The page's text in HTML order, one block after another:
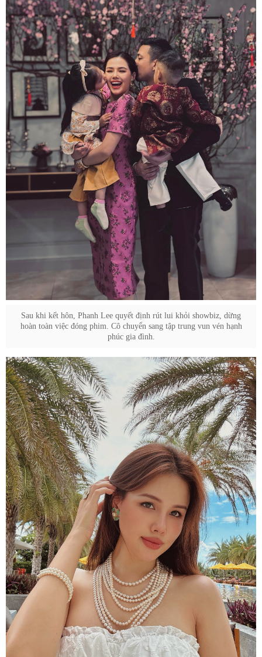
Sau khi kết hôn, Phanh Lee quyết định rút lui khỏi showbiz, dừng
hoàn toàn việc đóng phim. Cô chuyển sang tập trung vun vén hạnh
phúc gia đình.